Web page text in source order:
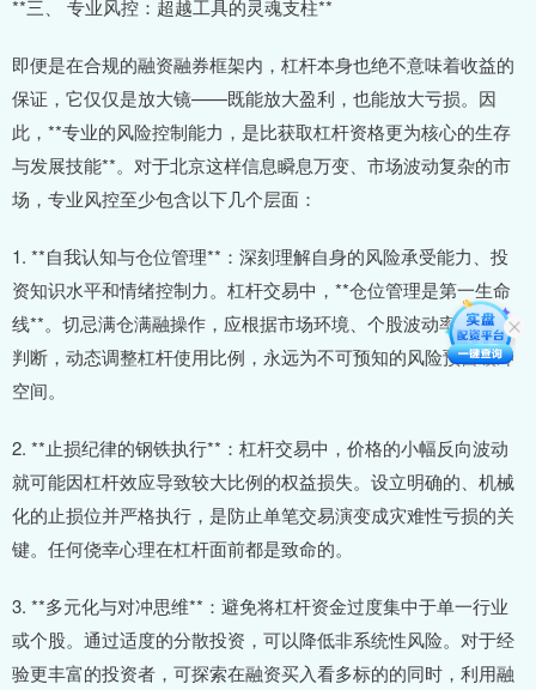
**三、 专业风控：超越工具的灵魂支柱**
即便是在合规的融资融券框架内，杠杆本身也绝不意味着收益的
保证，它仅仅是放大镜——既能放大盈利，也能放大亏损。因
此，**专业的风险控制能力，是比获取杠杆资格更为核心的生存
与发展技能**。对于北京这样信息瞬息万变、市场波动复杂的市
场，专业风控至少包含以下几个层面：
1. **自我认知与仓位管理**：深刻理解自身的风险承受能力、投
资知识水平和情绪控制力。杠杆交易中，**仓位管理是第一生命
线**。切忌满仓满融操作，应根据市场环境、个股波动率和自身
判断，动态调整杠杆使用比例，永远为不可预知的风险预留缓冲
空间。
2. **止损纪律的钢铁执行**：杠杆交易中，价格的小幅反向波动
就可能因杠杆效应导致较大比例的权益损失。设立明确的、机械
化的止损位并严格执行，是防止单笔交易演变成灾难性亏损的关
键。任何侥幸心理在杠杆面前都是致命的。
3. **多元化与对冲思维**：避免将杠杆资金过度集中于单一行业
或个股。通过适度的分散投资，可以降低非系统性风险。对于经
验更丰富的投资者，可探索在融资买入看多标的的同时，利用融